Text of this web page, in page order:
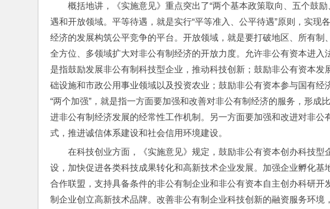
概括地讲，《实施意见》重点突出了“两个基本政策取向、五个鼓
遇和开放领域。平等待遇，就是实行“平等准入、公平待遇”原则，实现
经济的发展构筑公平竞争的平台。开放领域，就是要打破地区、所有制
全方位、多领域扩大对非公有制经济的开放力度。允许非公有资本进入
是指鼓励发展非公有制科技型企业，推动科技创新；鼓励非公有资本
础设施和市政公用事业领域以及投资农业；鼓励非公有资本参与国有经
“两个加强”，就是指一方面要加强和改善对非公有制经济的服务，形成
进非公有制经济发展的经常性工作机制。另一方面要加强和改进对非
式，推进诚信体系建设和社会信用环境建设。
在科技创业方面，《实施意见》规定，鼓励非公有资本创办科技
设，加快促进各类科技成果转化和高新技术企业发展。加强企业孵化
合作联盟，支持具备条件的非公有制企业和非公有资本自主创办科研
制企业创立高新技术品牌。改善非公有制企业科技创新的融资服务环